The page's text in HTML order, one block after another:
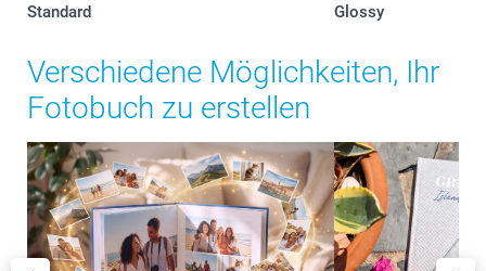
Standard Glossy
Verschiedene Möglichkeiten, Ihr
Fotobuch zu erstellen